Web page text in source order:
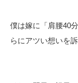
僕は嫁に「肩腰40
らにアツい想いを訴